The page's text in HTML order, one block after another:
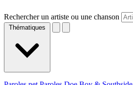
Rechercher un artiste ou une chanson
Thématiques